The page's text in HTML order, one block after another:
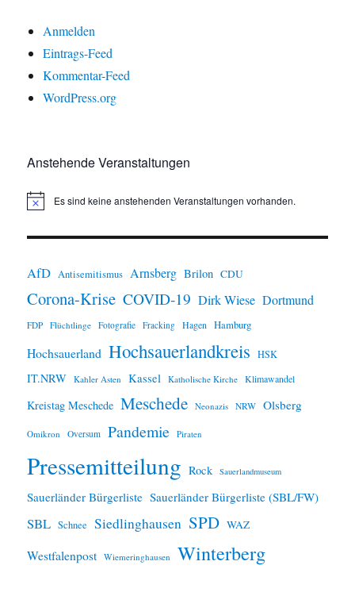
Anmelden
Eintrags-Feed
Kommentar-Feed
WordPress.org
Anstehende Veranstaltungen
H
w
s
Es sind keine anstehenden Veranstaltungen vorhanden.
AfD Antisemitismus Arnsberg Brilon CDU
Corona-Krise COVID-19 Dirk Wiese Dortmund
FDP Flüchtlinge Fotografie Fracking Hagen Hamburg
Hochsauerland Hochsauerlandkreis HSK
IT.NRW Kahler Asten Kassel Katholische Kirche Klimawandel
Kreistag Meschede Meschede Neonazis NRW Olsberg
Omikron Oversum Pandemie Piraten
Pressemitteilung Rock Sauerlandmuseum
Sauerländer Bürgerliste Sauerländer Bürgerliste (SBL/FW)
SBL Schnee Siedlinghausen SPD WAZ
Westfalenpost Wiemeringhausen Winterberg